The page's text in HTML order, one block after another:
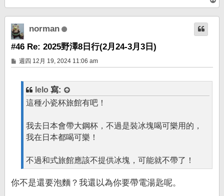
頂
端
norman
#46 Re: 2025野澤8日行(2月24-3月3日)
文
章
週四 12月 19, 2024 11:06 am
lelo 寫:
這種小瓷杯旅館有吧！
我去日本會帶大鋼杯，不過是裝冰塊喝可樂用的，
我在日本都喝可樂！
不過和式旅館應該不提供冰塊，可能就不帶了！
你不是還要泡麵？我還以為你要帶電湯匙呢。